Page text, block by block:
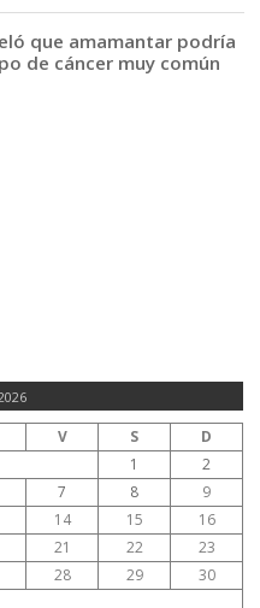
que amamantar podría
de cáncer muy común
V S
D
1
2
7 8
9
14 15
16
21 22
23
28 29
30